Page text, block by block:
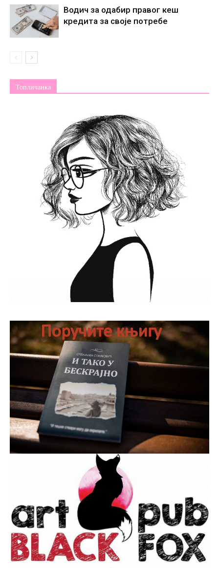
Водич за одабир правог кеш
кредита за своје потребе
Топличанка